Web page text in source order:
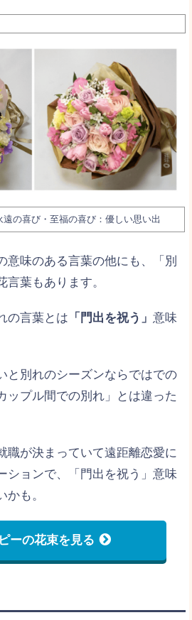
遠の喜び・至福の喜び：優しい思い出
意味のある言葉の他にも、「別
言葉もあります。
の言葉とは 「門出を祝う」意味
と別れのシーズンならではでの
ップル間での別れ」とは違った
職が決まっていて遠距離恋愛に
ションで、「門出を祝う」意味
かも。
ーの花束を見る